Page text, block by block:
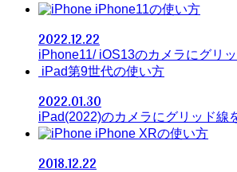
iPhone11の使い方
2022.12.22
iPhone11/ iOS13のカメラにグリ
iPad第9世代の使い方
2022.01.30
iPad(2022)のカメラにグリッド線
iPhone XRの使い方
2018.12.22